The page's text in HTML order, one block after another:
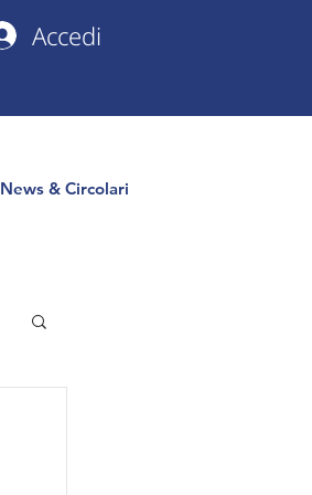
Accedi
News & Circolari